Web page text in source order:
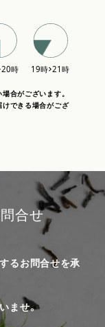
合がございます。
できる場合がござ
合せ
るお問合せを承
ませ。